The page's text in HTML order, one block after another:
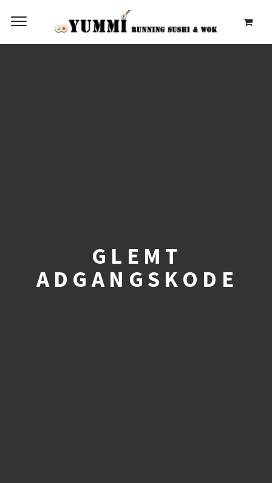
GLEMT
ADGANGSKODE